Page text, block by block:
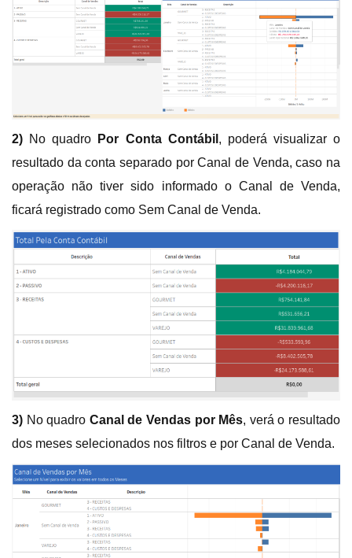
2) No quadro Por Conta Contábil , poderá visualizar o
resultado da conta separado por Canal de Venda, caso na
operação não tiver sido informado o Canal de Venda,
ficará registrado como Sem Canal de Venda.
3) No quadro Canal de Vendas por Mês, verá o resultado
dos meses selecionados nos filtros e por Canal de Venda.